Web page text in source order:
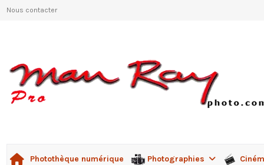
Nous contacter
Photothèque numérique Photographies